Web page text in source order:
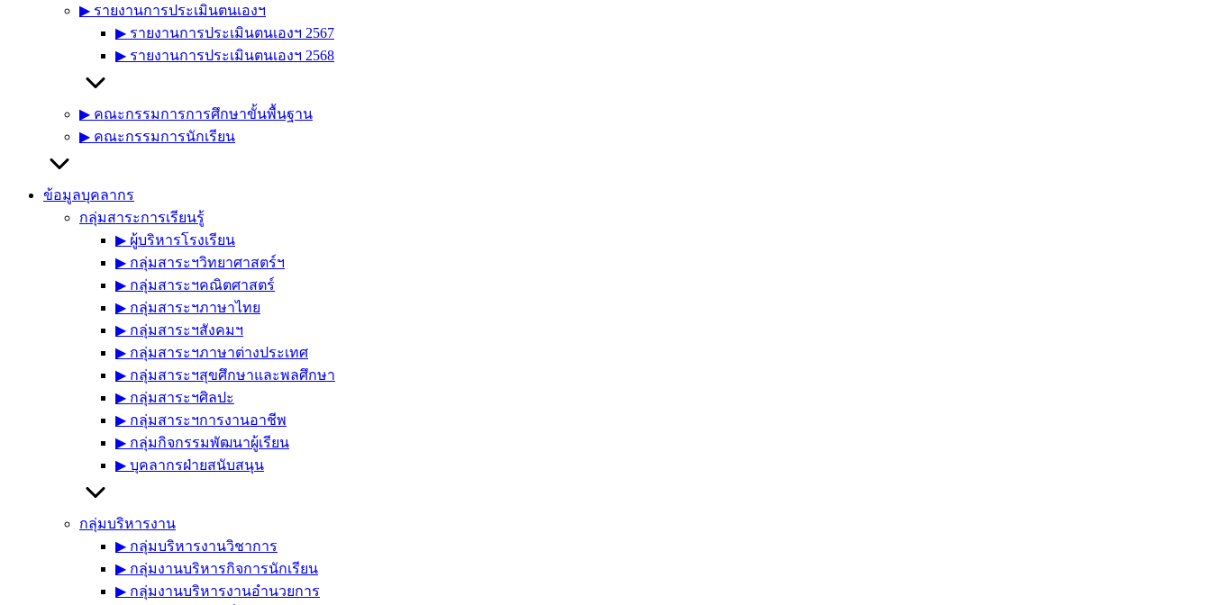
▶︎ รายงานการประเมินตนเองฯ
▶︎ รายงานการประเมินตนเองฯ 2567
▶︎ รายงานการประเมินตนเองฯ 2568
▶︎ คณะกรรมการการศึกษาขั้นพื้นฐาน
▶︎ คณะกรรมการนักเรียน
ข้อมูลบุคลากร
กลุ่มสาระการเรียนรู้
▶︎ ผู้บริหารโรงเรียน
▶︎ กลุ่มสาระฯวิทยาศาสตร์ฯ
▶︎ กลุ่มสาระฯคณิตศาสตร์
▶︎ กลุ่มสาระฯภาษาไทย
▶︎ กลุ่มสาระฯสังคมฯ
▶︎ กลุ่มสาระฯภาษาต่างประเทศ
▶︎ กลุ่มสาระฯสุขศึกษาและพลศึกษา
▶︎ กลุ่มสาระฯศิลปะ
▶︎ กลุ่มสาระฯการงานอาชีพ
▶︎ กลุ่มกิจกรรมพัฒนาผู้เรียน
▶︎ บุคลากรฝ่ายสนับสนุน
กลุ่มบริหารงาน
▶︎ กลุ่มบริหารงานวิชาการ
▶︎ กลุ่มงานบริหารกิจการนักเรียน
▶︎ กลุ่มงานบริหารงานอำนวยการ